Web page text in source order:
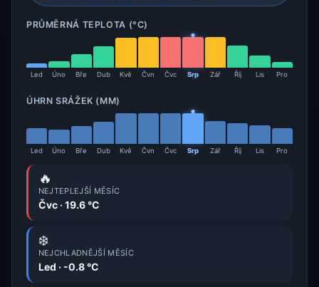
PRŮMĚRNÁ TEPLOTA (°C)
Led Úno Bře Dub Kvě Čvn Čvc Srp Zář Říj Lis Pro
ÚHRN SRÁŽEK (MM)
Led Úno Bře Dub Kvě Čvn Čvc Srp Zář Říj Lis Pro
🔥
NEJTEPLEJŠÍ MĚSÍC
Čvc · 19.6 °C
❄️
NEJCHLADNĚJŠÍ MĚSÍC
Led · -0.8 °C